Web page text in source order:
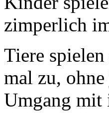
zimperlich
Tiere
mal zu,
Umgang mit